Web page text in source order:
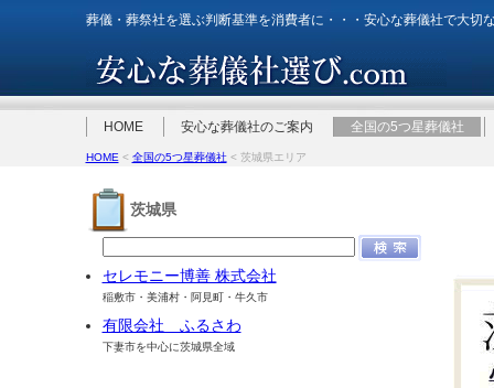
葬儀・葬祭社を選ぶ判断基準を消費者に・・・安心な葬儀社で大切
HOME 安心な葬儀社のご案内 全国の5つ星葬儀社
HOME < 全国の5つ星葬儀社< 茨城県エリア
茨城県
セレモニー博善 株式会社
稲敷市・美浦村・阿見町・牛久市
有限会社 ふるさわ
下妻市を中心に茨城県全域